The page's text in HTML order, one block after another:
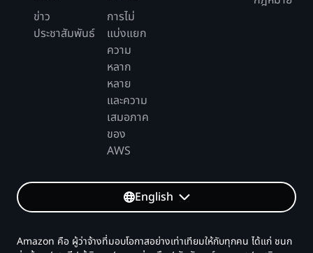
ข่าว
ประชาสัมพันธ์
การไม่
แบ่งแยก
ความ
หลาก
หลาย
และความ
เสมอภาค
ของ
AWS
English
Amazon คือ ผู้ว่าจ้างที่มอบโอกาสอย่างเท่าเทียมให้กับทุกคน ได้แก่ ชนก